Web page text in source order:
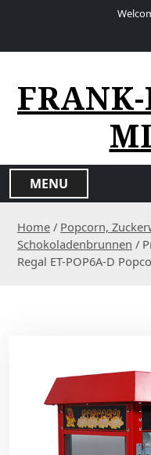
MENU
Home / Popcorn,
Schokoladenbrunnen /
Regal ET-POP6A-D